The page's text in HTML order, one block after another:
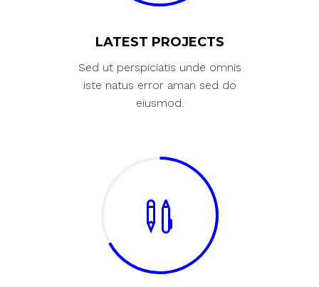
LATEST PROJECTS
Sed ut perspiciatis unde omnis
iste natus error aman sed do
eiusmod.